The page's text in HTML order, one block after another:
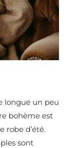
longue un peu
bohème est
robe d’été.
sont